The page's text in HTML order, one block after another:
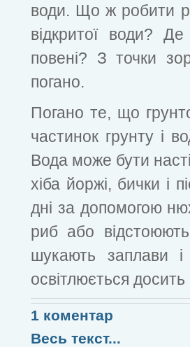
води. Що ж робити
відкритої води?
повені? З точки
погано.
Погано те, що
частинок грунту і
Вода може бути
хіба йоржі, бички і
дні за допомогою
риб або
шукають заплави
освітлюється
1 коментар
Весь текст...